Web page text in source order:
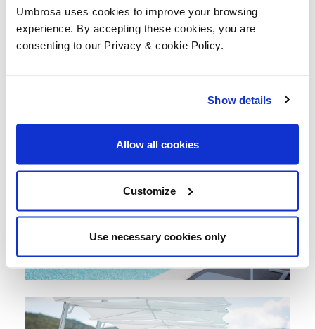
Umbrosa uses cookies to improve your browsing
experience. By accepting these cookies, you are
consenting to our Privacy & cookie Policy.
Show details
Allow all cookies
Customize
Use necessary cookies only